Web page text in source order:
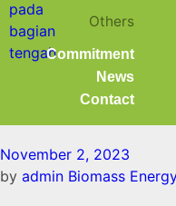
Others
Commitment
News
Contact
Jalan-jalan ke
Sawit! Seperti
Dalamnya?
November 2, 2023
by admin Biomass